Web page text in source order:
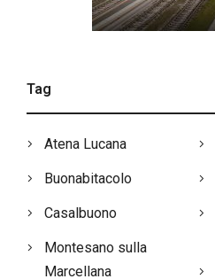
Tag
Atena Lucana
Buonabitacolo
Casalbuono
Montesano sulla
Marcellana